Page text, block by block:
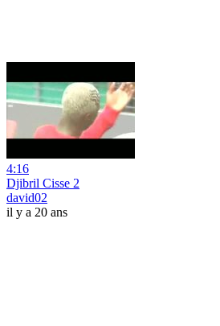
4:16
Djibril Cisse 2
david02
il y a 20 ans